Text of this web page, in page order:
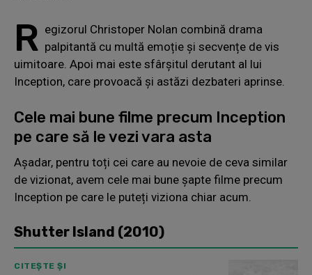
R egizorul Christoper Nolan combină drama
palpitantă cu multă emoție și secvențe de vis
uimitoare. Apoi mai este sfârșitul derutant al lui
Inception, care provoacă și astăzi dezbateri aprinse.
Cele mai bune filme precum Inception
pe care să le vezi vara asta
Așadar, pentru toți cei care au nevoie de ceva similar
de vizionat, avem cele mai bune șapte filme precum
Inception pe care le puteți viziona chiar acum.
Shutter Island (2010)
CITEȘTE ȘI